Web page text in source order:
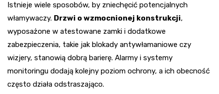
Istnieje wiele sposobów, by zniechęcić potencjalnych
włamywaczy. Drzwi o wzmocnionej konstrukcji,
wyposażone w atestowane zamki i dodatkowe
zabezpieczenia, takie jak blokady antywłamaniowe czy
wizjery, stanowią dobrą barierę. Alarmy i systemy
monitoringu dodają kolejny poziom ochrony, a ich obecność
często działa odstraszająco.